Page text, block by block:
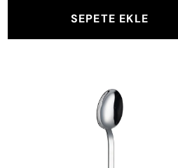
SEPETE EKLE
Kahve
Kaşığı